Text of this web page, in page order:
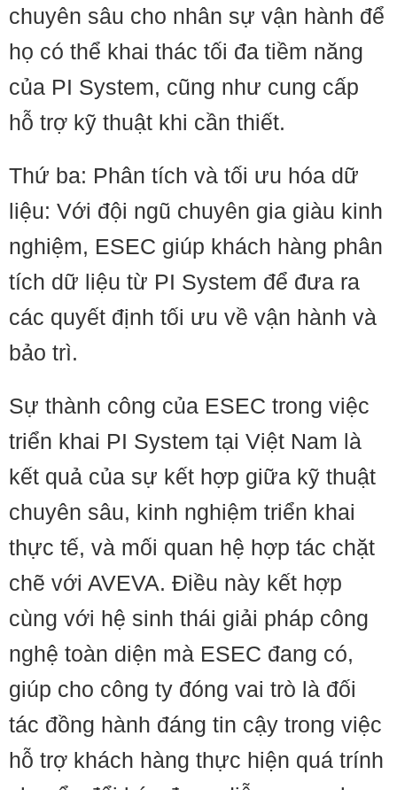
chuyên sâu cho nhân sự vận hành để
họ có thể khai thác tối đa tiềm năng
của PI System, cũng như cung cấp
hỗ trợ kỹ thuật khi cần thiết.
Thứ ba: Phân tích và tối ưu hóa dữ
liệu: Với đội ngũ chuyên gia giàu kinh
nghiệm, ESEC giúp khách hàng phân
tích dữ liệu từ PI System để đưa ra
các quyết định tối ưu về vận hành và
bảo trì.
Sự thành công của ESEC trong việc
triển khai PI System tại Việt Nam là
kết quả của sự kết hợp giữa kỹ thuật
chuyên sâu, kinh nghiệm triển khai
thực tế, và mối quan hệ hợp tác chặt
chẽ với AVEVA. Điều này kết hợp
cùng với hệ sinh thái giải pháp công
nghệ toàn diện mà ESEC đang có,
giúp cho công ty đóng vai trò là đối
tác đồng hành đáng tin cậy trong việc
hỗ trợ khách hàng thực hiện quá trính